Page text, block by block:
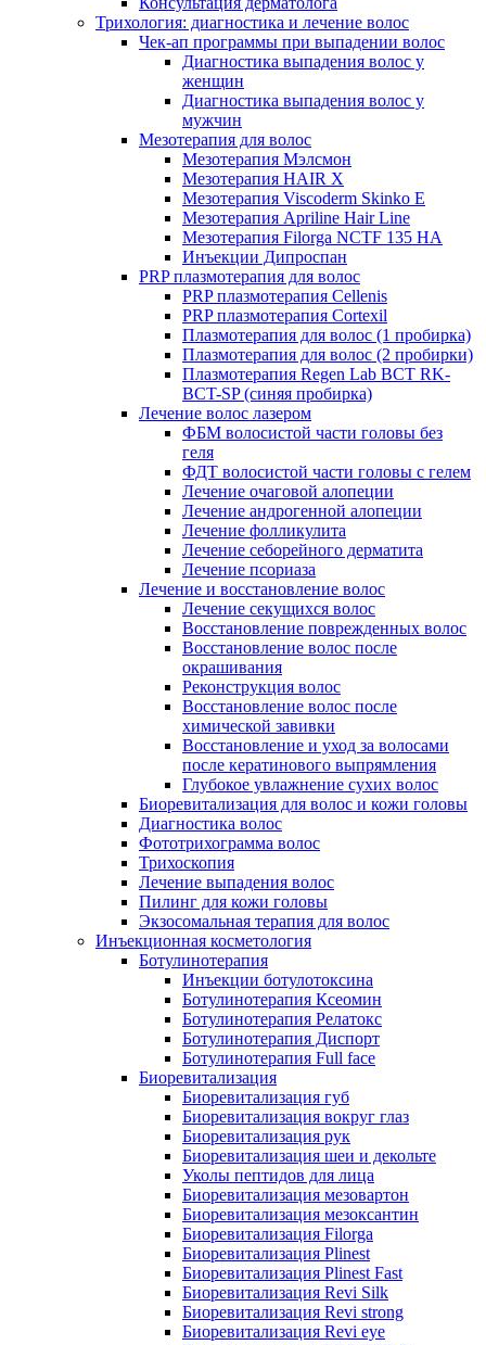
Трихология: диагностика и лечение волос
Чек-ап программы при выпадении волос
Диагностика выпадения волос у
женщин
Диагностика выпадения волос у
мужчин
Мезотерапия для волос
Мезотерапия Мэлсмон
Мезотерапия HAIR X
Мезотерапия Viscoderm Skinko E
Мезотерапия Apriline Hair Line
Мезотерапия Filorga NCTF 135 HA
Инъекции Дипроспан
PRP плазмотерапия для волос
PRP плазмотерапия Cellenis
PRP плазмотерапия Cortexil
Плазмотерапия для волос (1 пробирка)
Плазмотерапия для волос (2 пробирки)
Плазмотерапия Regen Lab BCT RK-
BCT-SP (синяя пробирка)
Лечение волос лазером
ФБМ волосистой части головы без
геля
ФДТ волосистой части головы с гелем
Лечение очаговой алопеции
Лечение андрогенной алопеции
Лечение фолликулита
Лечение себорейного дерматита
Лечение псориаза
Лечение и восстановление волос
Лечение секущихся волос
Восстановление поврежденных волос
Восстановление волос после
окрашивания
Реконструкция волос
Восстановление волос после
химической завивки
Восстановление и уход за волосами
после кератинового выпрямления
Глубокое увлажнение сухих волос
Биоревитализация для волос и кожи головы
Диагностика волос
Фототрихограмма волос
Трихоскопия
Лечение выпадения волос
Пилинг для кожи головы
Экзосомальная терапия для волос
Инъекционная косметология
Ботулинотерапия
Инъекции ботулотоксина
Ботулинотерапия Ксеомин
Ботулинотерапия Релатокс
Ботулинотерапия Диспорт
Ботулинотерапия Full face
Биоревитализация
Биоревитализация губ
Биоревитализация вокруг глаз
Биоревитализация рук
Биоревитализация шеи и декольте
Уколы пептидов для лица
Биоревитализация мезовартон
Биоревитализация мезоксантин
Биоревитализация Filorga
Биоревитализация Plinest
Биоревитализация Plinest Fast
Биоревитализация Revi Silk
Биоревитализация Revi strong
Биоревитализация Revi eye